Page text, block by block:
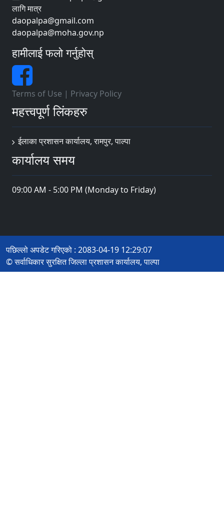
लागि मात्र
daopalpa@gmail.com
daopalpa@moha.gov.np
हामीलाई फलो गर्नुहोस्
Terms of Use | Privacy Policy
महत्त्वपूर्ण लिंकहरु
ईलाका प्रशासन कार्यालय, रामपुर, पाल्पा
कार्यालय समय
09:00 AM - 5:00 PM (Monday to Friday)
पछिल्लो अपडेट गरिएको : 2083-04-19 12:29:07
© सर्वाधिकार सुरक्षित जिल्ला प्रशासन कार्यालय, पाल्पा